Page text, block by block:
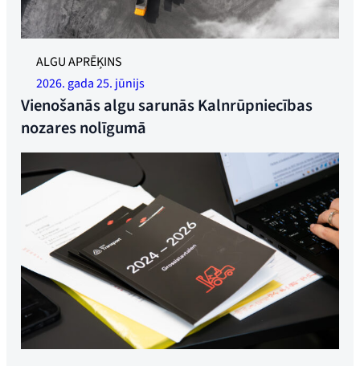
ALGU APRĒĶINS
2026. gada 25. jūnijs
Vienošanās algu sarunās Kalnrūpniecības
nozares nolīgumā